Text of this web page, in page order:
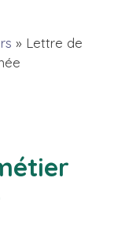
» Lettre de